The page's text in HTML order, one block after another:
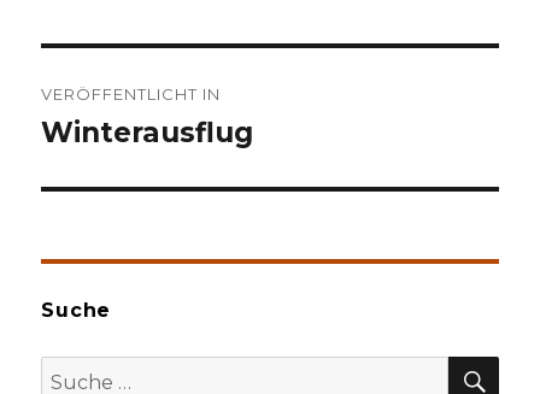
VERÖFFENTLICHT IN
Winterausflug
Suche
Suche